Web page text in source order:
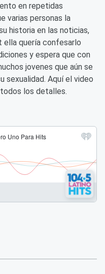
en repetidas
varias personas la
historia en las noticias,
ella quería confesarlo
y espera que con
jovenes que aún se
sexualidad. Aquí el video
los detalles.